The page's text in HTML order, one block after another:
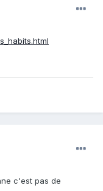
c'est pas de